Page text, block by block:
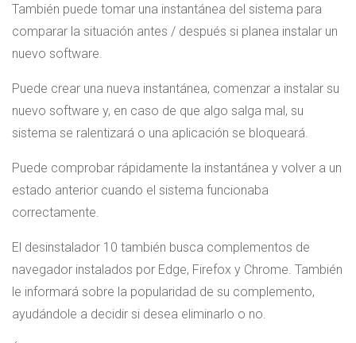
También puede tomar una instantánea del sistema para
comparar la situación antes / después si planea instalar un
nuevo software.
Puede crear una nueva instantánea, comenzar a instalar su
nuevo software y, en caso de que algo salga mal, su
sistema se ralentizará o una aplicación se bloqueará.
Puede comprobar rápidamente la instantánea y volver a un
estado anterior cuando el sistema funcionaba
correctamente.
El desinstalador 10 también busca complementos de
navegador instalados por Edge, Firefox y Chrome. También
le informará sobre la popularidad de su complemento,
ayudándole a decidir si desea eliminarlo o no.